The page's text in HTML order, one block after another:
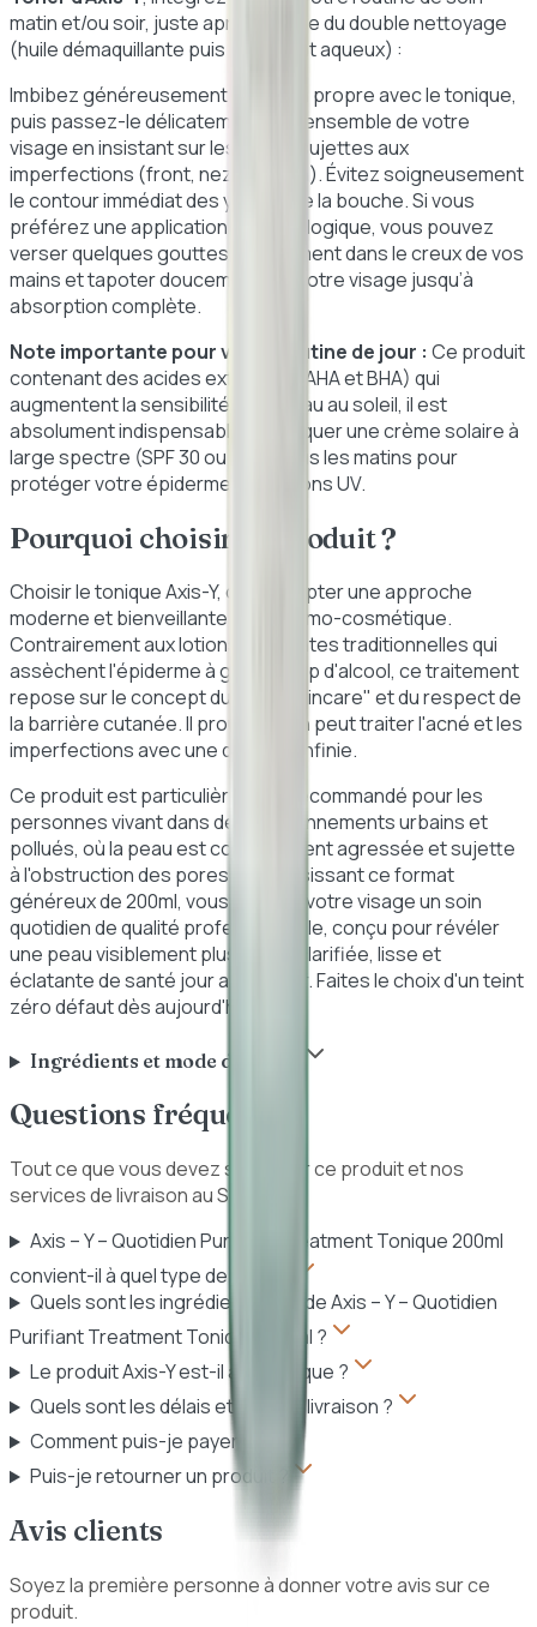
matin et/ou soir, juste après l'étape du double nettoyage
(huile démaquillante puis nettoyant aqueux) :
Imbibez généreusement un coton propre avec le tonique,
puis passez-le délicatement sur l'ensemble de votre
visage en insistant sur les zones sujettes aux
imperfections (front, nez, menton). Évitez soigneusement
le contour immédiat des yeux et de la bouche. Si vous
préférez une application plus écologique, vous pouvez
verser quelques gouttes directement dans le creux de vos
mains et tapoter doucement sur votre visage jusqu’à
absorption complète.
Note importante pour votre routine de jour : Ce produit
contenant des acides exfoliants (AHA et BHA) qui
augmentent la sensibilité de la peau au soleil, il est
absolument indispensable d'appliquer une crème solaire à
large spectre (SPF 30 ou plus) tous les matins pour
protéger votre épiderme des rayons UV.
Pourquoi choisir ce produit ?
Choisir le tonique Axis-Y, c'est adopter une approche
moderne et bienveillante de la dermo-cosmétique.
Contrairement aux lotions purifiantes traditionnelles qui
assèchent l'épiderme à grand coup d'alcool, ce traitement
repose sur le concept du
"slow skincare" et du respect de
la barrière cutanée. Il prouve qu'on peut traiter l'acné et les
imperfections avec une douceur infinie.
Ce produit est particulièrement recommandé pour les
personnes vivant dans des environnements urbains et
pollués, où la peau est constamment agressée et sujette
à l'obstruction des pores. En choisissant ce format
généreux de 200ml, vous offrez à votre visage un soin
quotidien de qualité professionnelle, conçu pour révéler
une peau visiblement plus saine, clarifiée, lisse et
éclatante de santé jour après jour. Faites le choix d'un teint
zéro défaut dès aujourd'hui !
Ingrédients et mode d'emploi
Questions fréquentes
Tout ce que vous devez savoir sur ce produit et nos
services de livraison au Sénégal.
Axis – Y – Quotidien Purifiant Treatment Tonique 200ml
convient-il à quel type de peau ?
Quels sont les ingrédients clés de Axis – Y – Quotidien
Purifiant Treatment Tonique 200ml ?
Le produit Axis-Y est-il authentique ?
Quels sont les délais et frais de livraison ?
Comment puis-je payer ?
Puis-je retourner un produit ?
Avis clients
Soyez la première personne à donner votre avis sur ce
produit.